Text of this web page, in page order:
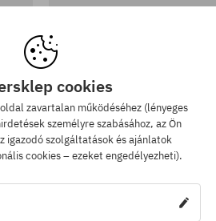
cookies
zavartalan működéséhez (lényeges
személyre szabásához, az Ön
igazodó szolgáltatások és ajánlatok
cookies – ezeket engedélyezheti).